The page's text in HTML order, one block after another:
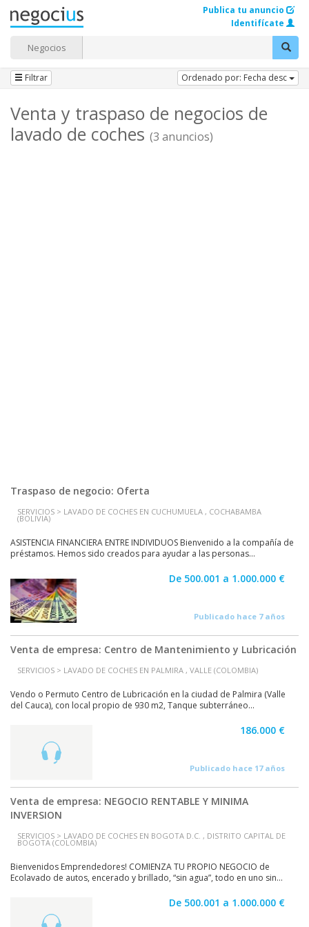
Negocios
Publica tu anuncio
Identifícate
Filtrar Ordenado por: Fecha desc
Venta y traspaso de negocios de
lavado de coches (3 anuncios)
Traspaso de negocio: Oferta
SERVICIOS > LAVADO DE COCHES EN CUCHUMUELA , COCHABAMBA
(BOLIVIA)
ASISTENCIA FINANCIERA ENTRE INDIVIDUOS Bienvenido a la compañía de
préstamos. Hemos sido creados para ayudar a las personas...
De 500.001 a 1.000.000 €
Publicado hace 7 años
Venta de empresa: Centro de Mantenimiento y Lubricación
SERVICIOS > LAVADO DE COCHES EN PALMIRA , VALLE (COLOMBIA)
Vendo o Permuto Centro de Lubricación en la ciudad de Palmira (Valle
del Cauca), con local propio de 930 m2, Tanque subterráneo...
186.000 €
Publicado hace 17 años
Venta de empresa: NEGOCIO RENTABLE Y MINIMA
INVERSION
SERVICIOS > LAVADO DE COCHES EN BOGOTA D.C. , DISTRITO CAPITAL DE
BOGOTA (COLOMBIA)
Bienvenidos Emprendedores! COMIENZA TU PROPIO NEGOCIO de
Ecolavado de autos, encerado y brillado, “sin agua”, todo en uno sin...
De 500.001 a 1.000.000 €